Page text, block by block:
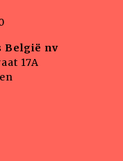
België nv
17A